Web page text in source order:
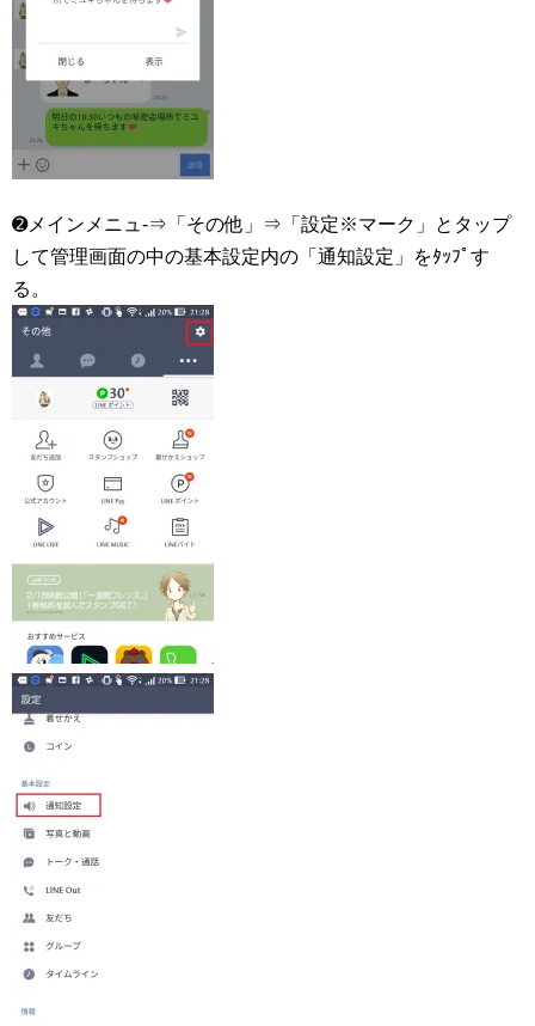
➋メインメニュ-⇒「その他」⇒「設定※マーク」とタップ
して管理画面の中の基本設定内の「通知設定」をﾀｯﾌﾟす
る。